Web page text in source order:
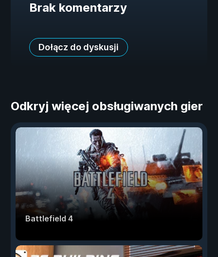
Brak komentarzy
Dołącz do dyskusji
Odkryj więcej obsługiwanych gier
Battlefield 4